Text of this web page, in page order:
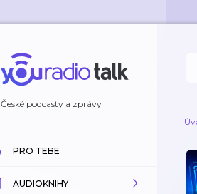
České podcasty a zprávy
PRO TEBE
AUDIOKNIHY